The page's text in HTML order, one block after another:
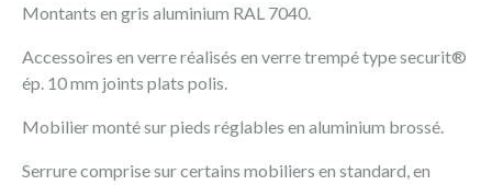
Montants en gris aluminium RAL 7040.
Accessoires en verre réalisés en verre trempé type securit®
ép. 10 mm joints plats polis.
Mobilier monté sur pieds réglables en aluminium brossé.
Serrure comprise sur certains mobiliers en standard, en